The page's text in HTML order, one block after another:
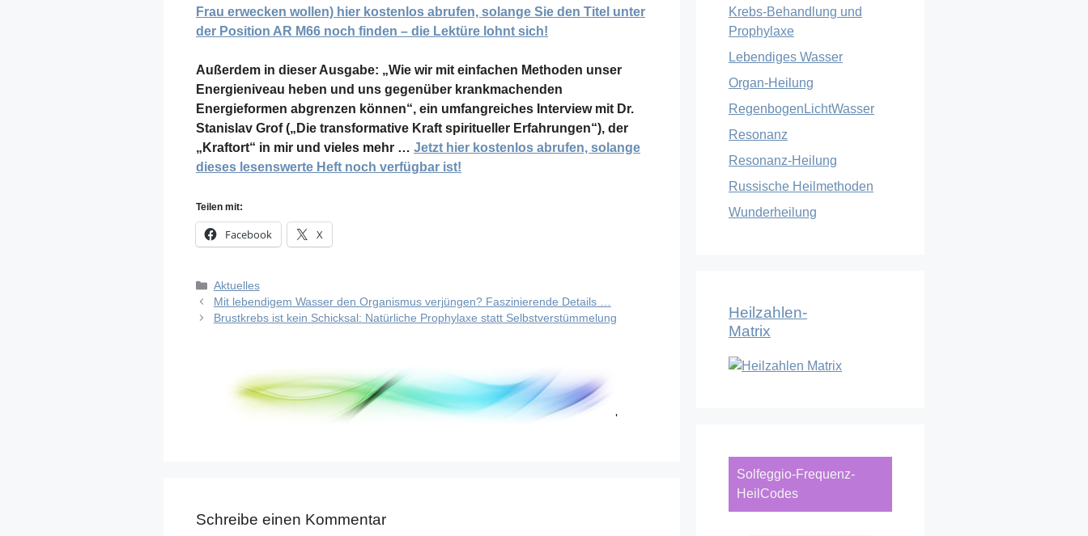
Frau erwecken wollen) hier kostenlos abrufen, solange Sie den Titel unter
der Position AR M66 noch finden – die Lektüre lohnt sich!
Außerdem in dieser Ausgabe: „Wie wir mit einfachen Methoden unser
Energieniveau heben und uns gegenüber krankmachenden
Energieformen abgrenzen können“, ein umfangreiches Interview mit Dr.
Stanislav Grof („Die transformative Kraft spiritueller Erfahrungen“), der
„Kraftort“ in mir und vieles mehr … Jetzt hier kostenlos abrufen, solange
dieses lesenswerte Heft noch verfügbar ist!
Teilen mit:
Facebook X
Kategorien
Aktuelles
Mit lebendigem Wasser den Organismus verjüngen? Faszinierende Details …
Brustkrebs ist kein Schicksal: Natürliche Prophylaxe statt Selbstverstümmelung
'
Schreibe einen Kommentar
Krebs-Behandlung und
Prophylaxe
Lebendiges Wasser
Organ-Heilung
RegenbogenLichtWasser
Resonanz
Resonanz-Heilung
Russische Heilmethoden
Wunderheilung
Heilzahlen-
Matrix
Solfeggio-Frequenz-
HeilCodes